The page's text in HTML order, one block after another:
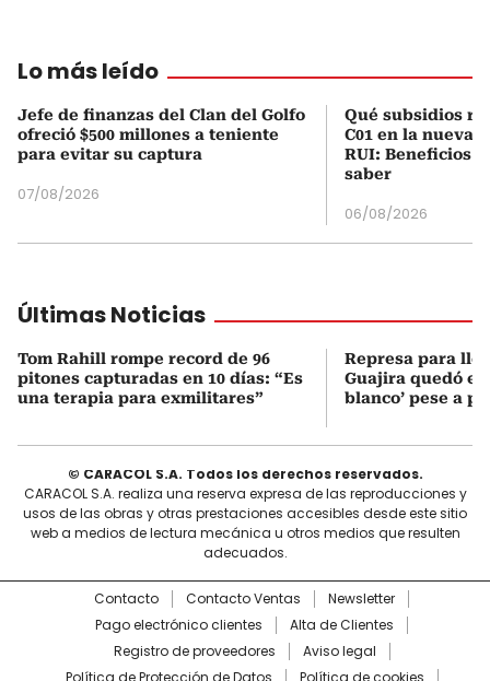
Lo más leído
Jefe de finanzas del Clan del Golfo
ofreció $500 millones a teniente
para evitar su captura
07/08/2026
Qué subsidios
C01 en la nueva
RUI: Beneficios
saber
06/08/2026
Últimas Noticias
Tom Rahill rompe record de 96
pitones capturadas en 10 días: “Es
una terapia para exmilitares”
Represa para
Guajira quedó en
blanco’ pese a
© CARACOL S.A. Todos los derechos reservados.
CARACOL S.A. realiza una reserva expresa de las reproducciones y
usos de las obras y otras prestaciones accesibles desde este sitio
web a medios de lectura mecánica u otros medios que resulten
adecuados.
Contacto Contacto Ventas
Newsletter
Pago electrónico clientes
Alta de Clientes
Registro de proveedores
Aviso legal